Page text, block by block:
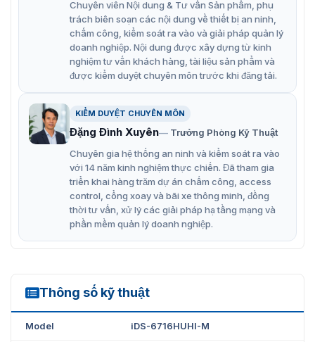
Chuyên viên Nội dung & Tư vấn Sản phẩm, phụ
trách biên soạn các nội dung về thiết bị an ninh,
chấm công, kiểm soát ra vào và giải pháp quản lý
doanh nghiệp. Nội dung được xây dựng từ kinh
nghiệm tư vấn khách hàng, tài liệu sản phẩm và
được kiểm duyệt chuyên môn trước khi đăng tải.
KIỂM DUYỆT CHUYÊN MÔN
Đặng Đình Xuyên
Trưởng Phòng Kỹ Thuật
Chuyên gia hệ thống an ninh và kiểm soát ra vào
với 14 năm kinh nghiệm thực chiến. Đã tham gia
triển khai hàng trăm dự án chấm công, access
control, cổng xoay và bãi xe thông minh, đồng
thời tư vấn, xử lý các giải pháp hạ tầng mạng và
phần mềm quản lý doanh nghiệp.
Thông số kỹ thuật
iDS-6716HUHI-M
Model iDS-6716HUHI-M